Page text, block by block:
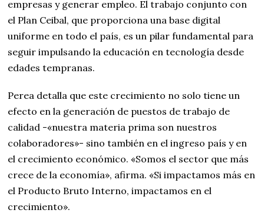
empresas y generar empleo. El trabajo conjunto con
el Plan Ceibal, que proporciona una base digital
uniforme en todo el país, es un pilar fundamental para
seguir impulsando la educación en tecnología desde
edades tempranas.
Perea detalla que este crecimiento no solo tiene un
efecto en la generación de puestos de trabajo de
calidad -«nuestra materia prima son nuestros
colaboradores»- sino también en el ingreso país y en
el crecimiento económico. «Somos el sector que más
crece de la economía», afirma. «Si impactamos más en
el Producto Bruto Interno, impactamos en el
crecimiento».